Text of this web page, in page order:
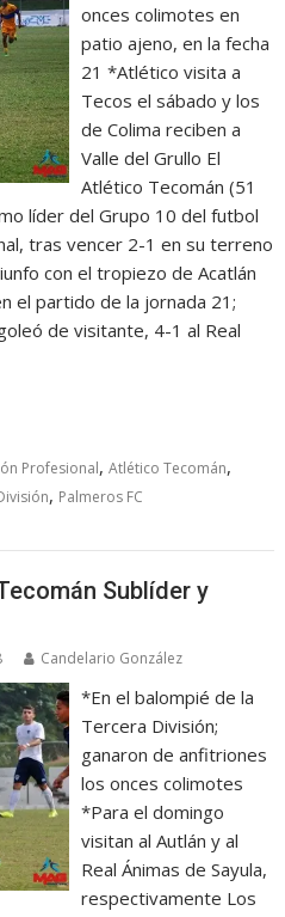
onces colimotes en
patio ajeno, en la fecha
21 *Atlético visita a
Tecos el sábado y los
de Colima reciben a
Valle del Grullo El
Atlético Tecomán (51
líder del Grupo 10 del futbol
tras vencer 2-1 en su terreno
con el tropiezo de Acatlán
el partido de la jornada 21;
de visitante, 4-1 al Real
Profesional,Atlético Tecomán,
, Palmeros FC
Sublíder y
Candelario González
*En el balompié de la
Tercera División;
ganaron de anfitriones
los onces colimotes
*Para el domingo
visitan al Autlán y al
Real Ánimas de Sayula,
respectivamente Los